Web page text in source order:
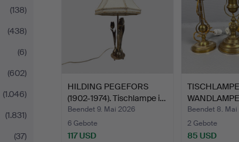
(138)
(438)
(6)
(602)
(1.046)
(1.831)
(37)
HILDING PEGEFORS
(1902-1974). Tischlampe i…
Beendet 9. Mai 2026
6 Gebote
117 USD
erste Häl…
Beendet 8.
2 Gebote
85 USD